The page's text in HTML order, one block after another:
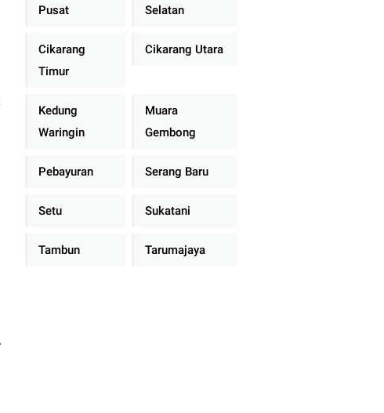
Pusat
Selatan
Cikarang
Timur
Cikarang Utara
Kedung
Waringin
Muara
Gembong
Pebayuran Serang Baru
Setu Sukatani
Tambun Tarumajaya